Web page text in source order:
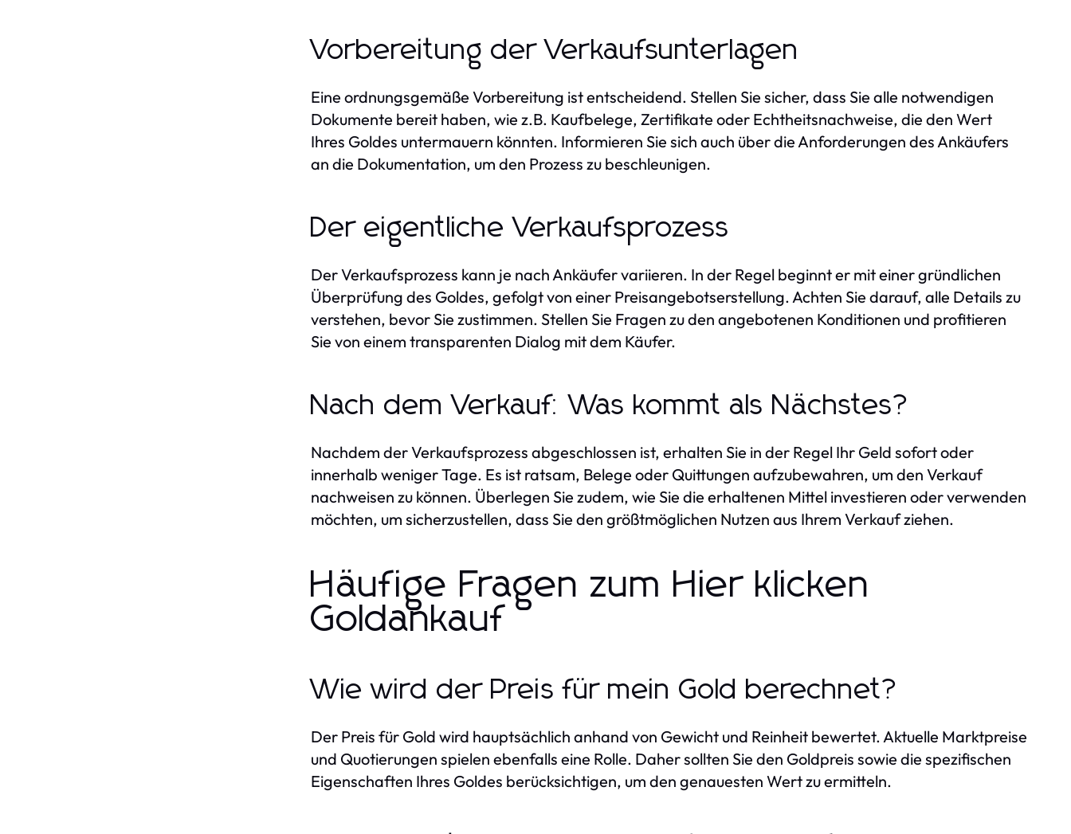
Vorbereitung der Verkaufsunterlagen
Eine ordnungsgemäße Vorbereitung ist entscheidend. Stellen Sie sicher, dass Sie alle notwendigen
Dokumente bereit haben, wie z.B. Kaufbelege, Zertifikate oder Echtheitsnachweise, die den Wert
Ihres Goldes untermauern könnten. Informieren Sie sich auch über die Anforderungen des Ankäufers
an die Dokumentation, um den Prozess zu beschleunigen.
Der eigentliche Verkaufsprozess
Der Verkaufsprozess kann je nach Ankäufer variieren. In der Regel beginnt er mit einer gründlichen
Überprüfung des Goldes, gefolgt von einer Preisangebotserstellung. Achten Sie darauf, alle Details zu
verstehen, bevor Sie zustimmen. Stellen Sie Fragen zu den angebotenen Konditionen und profitieren
Sie von einem transparenten Dialog mit dem Käufer.
Nach dem Verkauf: Was kommt als Nächstes?
Nachdem der Verkaufsprozess abgeschlossen ist, erhalten Sie in der Regel Ihr Geld sofort oder
innerhalb weniger Tage. Es ist ratsam, Belege oder Quittungen aufzubewahren, um den Verkauf
nachweisen zu können. Überlegen Sie zudem, wie Sie die erhaltenen Mittel investieren oder verwenden
möchten, um sicherzustellen, dass Sie den größtmöglichen Nutzen aus Ihrem Verkauf ziehen.
Häufige Fragen zum Hier klicken
Goldankauf
Wie wird der Preis für mein Gold berechnet?
Der Preis für Gold wird hauptsächlich anhand von Gewicht und Reinheit bewertet. Aktuelle Marktpreise
und Quotierungen spielen ebenfalls eine Rolle. Daher sollten Sie den Goldpreis sowie die spezifischen
Eigenschaften Ihres Goldes berücksichtigen, um den genauesten Wert zu ermitteln.